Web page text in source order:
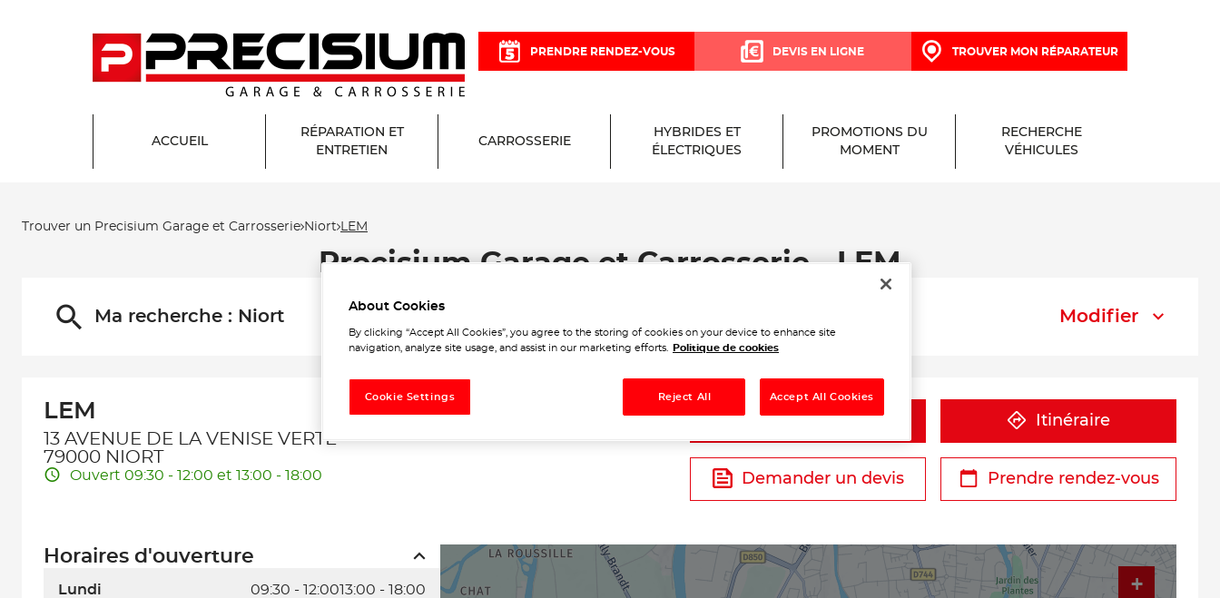
PRENDRE RENDEZ-VOUS DEVIS EN LIGNE TROUVER MON RÉPARATEUR
ACCUEIL
RÉPARATION ET
ENTRETIEN
CARROSSERIE
HYBRIDES ET
ÉLECTRIQUES
PROMOTIONS DU
MOMENT
RECHERCHE
VÉHICULES
Trouver un Precisium Garage et Carrosserie Niort LEM
Precisium Garage et Carrosserie - LEM
Ma recherche : Niort Modifier
LEM
13 AVENUE DE LA VENISE VERTE
79000 NIORT
Ouvert 09:30 - 12:00 et 13:00 - 18:00
Téléphone Itinéraire
Demander un devis Prendre rendez-vous
Horaires d'ouverture
Lundi 09:30 - 12:0013:00 - 18:00 +
About Cookies
By clicking “Accept All Cookies”, you agree to the storing of cookies on your device to enhance site
navigation, analyze site usage, and assist in our marketing efforts.
Politique de cookies
Reject All Accept All Cookies
Cookie Settings